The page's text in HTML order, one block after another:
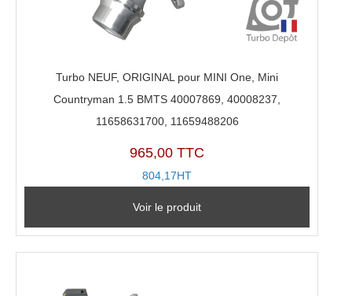
Turbo NEUF, ORIGINAL pour MINI One, Mini
Countryman 1.5 BMTS 40007869, 40008237,
11658631700, 11659488206
965,00 TTC
804,17HT
Voir le produit